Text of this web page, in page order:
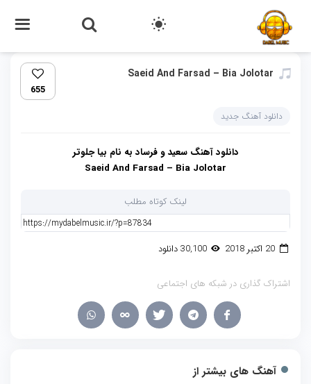
Saeid And Farsad – Bia Jolotar
655
دانلود آهنگ جدید
دانلود آهنگ سعید و فرساد به نام بیا جلوتر
Saeid And Farsad – Bia Jolotar
لینک کوتاه مطلب
20 اکتبر 2018 30,100 دانلود
اشتراک گذاری در شبکه های اجتماعی
آهنگ های بیشتر از